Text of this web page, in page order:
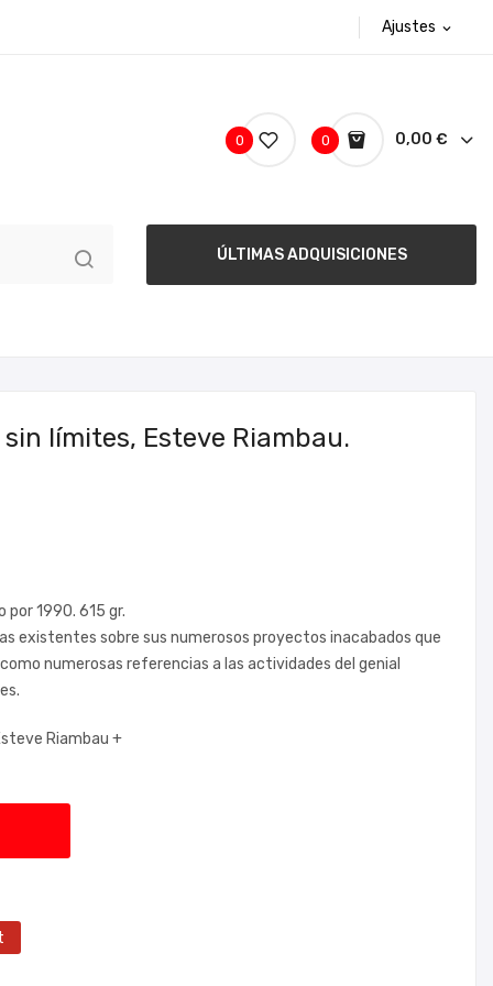
Ajustes expand_more
0 0,00 €
0
ÚLTIMAS ADQUISICIONES
límites, Esteve Riambau.
por 1990. 615 gr.
existentes sobre sus numerosos proyectos inacabados que
numerosas referencias a las actividades del genial
Riambau +